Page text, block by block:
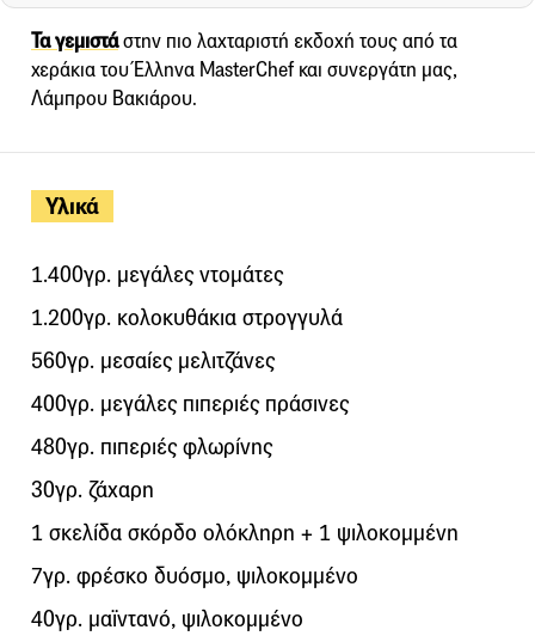
Υλικά
1.400γρ. μεγάλες ντομάτες
1.200γρ. κολοκυθάκια στρογγυλά
560γρ. μεσαίες μελιτζάνες
400γρ. μεγάλες πιπεριές πράσινες
480γρ. πιπεριές φλωρίνης
30γρ. ζάχαρη
1 σκελίδα σκόρδο ολόκληρη + 1 ψιλοκομμένη
7γρ. φρέσκο δυόσμο, ψιλοκομμένo
40γρ. μαϊντανό, ψιλοκομμένο
Τα γεμιστάστην πιο λαχταριστή εκδοχή τους από τα
χεράκια του Έλληνα MasterChef και συνεργάτη μας,
Λάμπρου Βακιάρου.